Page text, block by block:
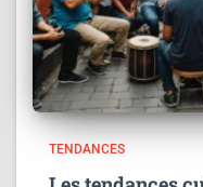
TENDANCES